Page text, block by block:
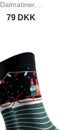
Dalmatiner,...
79 DKK